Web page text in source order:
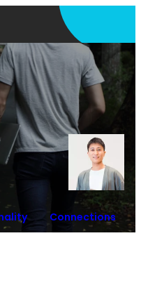
Connections